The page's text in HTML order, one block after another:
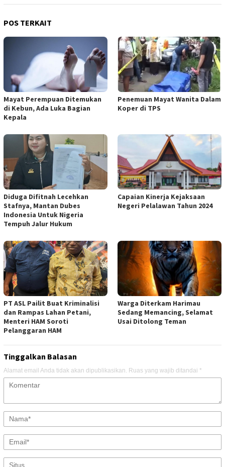
POS TERKAIT
Mayat Perempuan Ditemukan
di Kebun, Ada Luka Bagian
Kepala
Penemuan Mayat Wanita Dalam
Koper di TPS
Diduga Difitnah Lecehkan
Stafnya, Mantan Dubes
Indonesia Untuk Nigeria
Tempuh Jalur Hukum
Capaian Kinerja Kejaksaan
Negeri Pelalawan Tahun 2024
PT ASL Pailit Buat Kriminalisi
dan Rampas Lahan Petani,
Menteri HAM Soroti
Pelanggaran HAM
Warga Diterkam Harimau
Sedang Memancing, Selamat
Usai Ditolong Teman
Tinggalkan Balasan
Alamat email Anda tidak akan dipublikasikan. Ruas yang wajib ditandai *